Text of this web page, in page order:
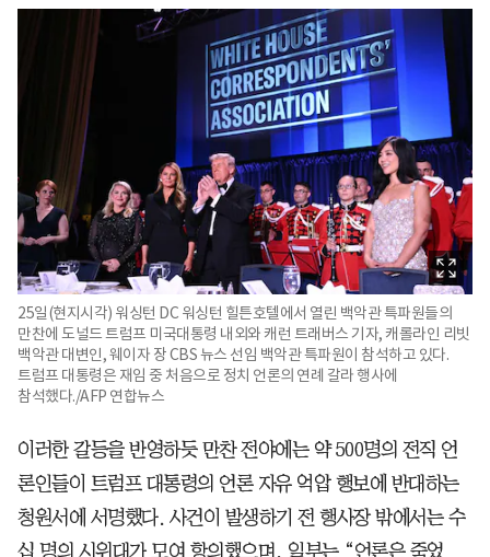
25일(현지시각) 워싱턴 DC 워싱턴 힐튼호텔에서 열린 백악관 특파원들의
만찬에 도널드 트럼프 미국대통령 내외와 캐런 트래버스 기자, 캐롤라인 리빗
백악관 대변인, 웨이자 장 CBS 뉴스 선임 백악관 특파원이 참석하고 있다.
트럼프 대통령은 재임 중 처음으로 정치 언론의 연례 갈라 행사에
참석했다./AFP 연합뉴스
이러한 갈등을 반영하듯 만찬 전야에는 약 500명의 전직 언
론인들이 트럼프 대통령의 언론 자유 억압 행보에 반대하는
청원서에 서명했다. 사건이 발생하기 전 행사장 밖에서는 수
십 명의 시위대가 모여 항의했으며, 일부는 “언론은 죽었